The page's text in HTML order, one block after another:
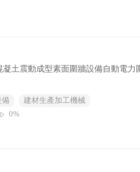
土震動成型素面圍牆設備自動電力
備
建材生產加工機械
0%